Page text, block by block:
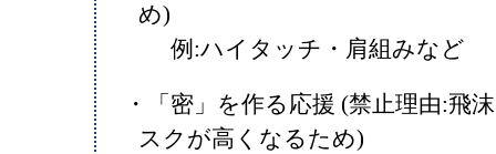
め)
例:ハイタッチ・肩組みなど
・「密」を作る応援 (禁止理由:飛
スクが高くなるため)